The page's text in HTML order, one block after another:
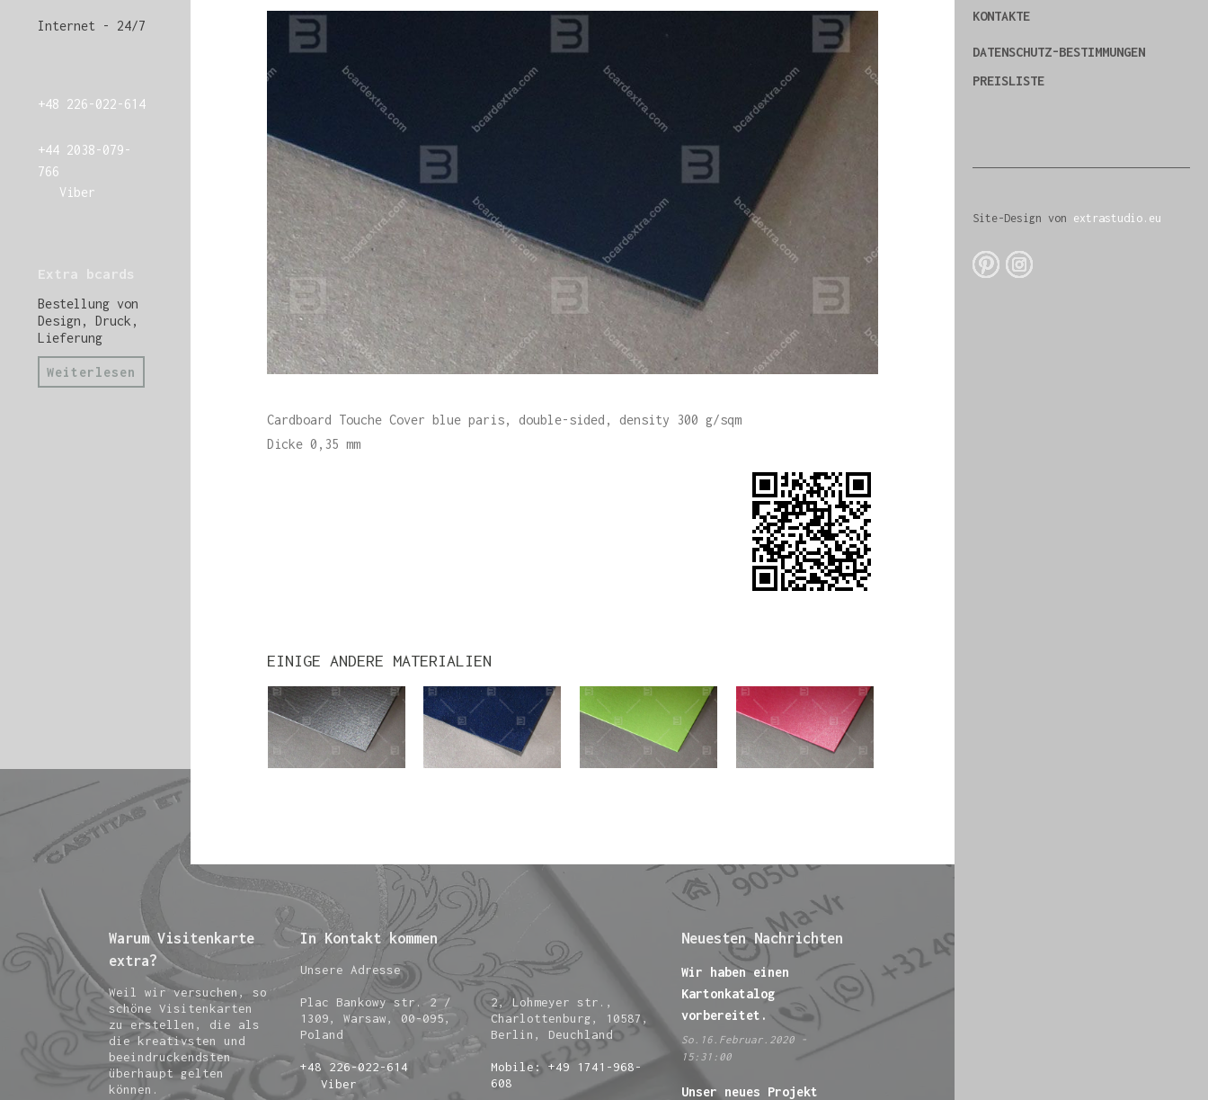
Cardboard Touche Cover blue paris, double-sided, density 300 g/sqm
Dicke 0,35 mm
EINIGE ANDERE MATERIALIEN
Internet - 24/7
+48 226-022-614
+44 2038-079-
766
Viber
Extra bcards
Bestellung von
Design, Druck,
Lieferung
Weiterlesen
Warum Visitenkarte
extra?
Weil wir versuchen, so
schöne Visitenkarten
zu erstellen, die als
die kreativsten und
beeindruckendsten
überhaupt gelten
können.
In Kontakt kommen
Unsere Adresse
Plac Bankowy str. 2 /
1309, Warsaw, 00-095,
Poland
+48 226-022-614
Viber
2, Lohmeyer str.,
Charlottenburg, 10587,
Berlin, Deuchland
Mobile: +49 1741-968-
608
Neuesten Nachrichten
Wir haben einen
Kartonkatalog
vorbereitet.
So.16.Februar.2020 -
15:31:00
Unser neues Projekt
KONTAKTE
DATENSCHUTZ-BESTIMMUNGEN
PREISLISTE
Site-Design von extrastudio.eu